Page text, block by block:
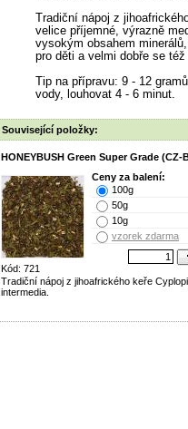
Tradiční nápoj z
velice příjemné, výrazně
vysokým obsahem
pro děti a velmi dobře se
Tip na přípravu: 9 - 12
vody, louhovat 4 - 6 minut.
Související položky:
HONEYBUSH Green Super Grade (CZ-
Kód: 721
Ceny za balení:
100g
50g
10g
vzorek zdarma
Tradiční nápoj z jihoafrického keře
intermedia.